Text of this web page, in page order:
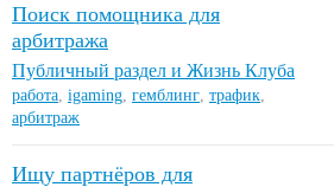
Поиск помощника для
арбитража
Публичный раздел и Жизнь Клуба
работа, igaming, гемблинг, трафик,
арбитраж
Ищу партнёров для